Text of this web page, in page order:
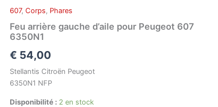
607, Corps, Phares
Feu arrière gauche d’aile pour Peugeot 607
6350N1
€ 54,00
Stellantis Citroën Peugeot
6350N1 NFP
Disponibilité : 2 en stock